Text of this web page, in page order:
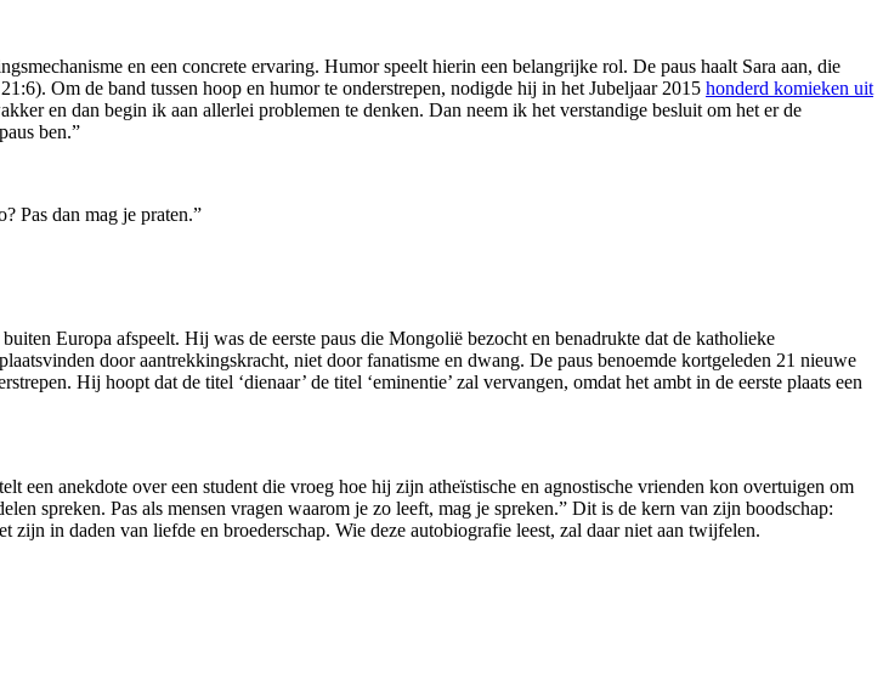
en een concrete ervaring. Humor speelt hierin een belangrijke rol. De paus haalt Sara aan, die
Om de band tussen hoop en humor te onderstrepen, nodigde hij in het Jubeljaar 2015 honderd komieken uit
en dan begin ik aan allerlei problemen te denken. Dan neem ik het verstandige besluit om het er de
ben.”
Pas dan mag je praten.”
Europa afspeelt. Hij was de eerste paus die Mongolië bezocht en benadrukte dat de katholieke
door aantrekkingskracht, niet door fanatisme en dwang. De paus benoemde kortgeleden 21 nieuwe
Hij hoopt dat de titel ‘dienaar’ de titel ‘eminentie’ zal vervangen, omdat het ambt in de eerste plaats een
een anekdote over een student die vroeg hoe hij zijn atheïstische en agnostische vrienden kon overtuigen om
spreken. Pas als mensen vragen waarom je zo leeft, mag je spreken.” Dit is de kern van zijn boodschap:
in daden van liefde en broederschap. Wie deze autobiografie leest, zal daar niet aan twijfelen.